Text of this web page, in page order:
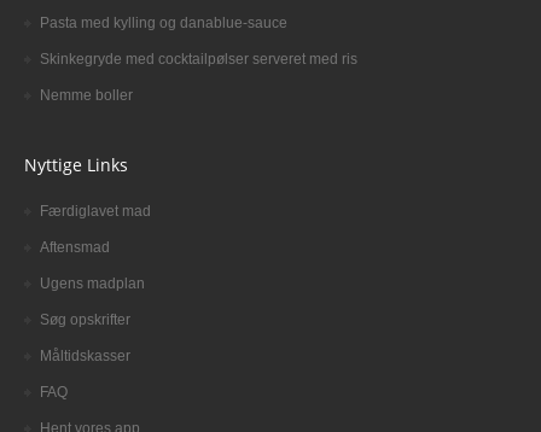
Pasta med kylling og danablue-sauce
Skinkegryde med cocktailpølser serveret med ris
Nemme boller
Nyttige Links
Færdiglavet mad
Aftensmad
Ugens madplan
Søg opskrifter
Måltidskasser
FAQ